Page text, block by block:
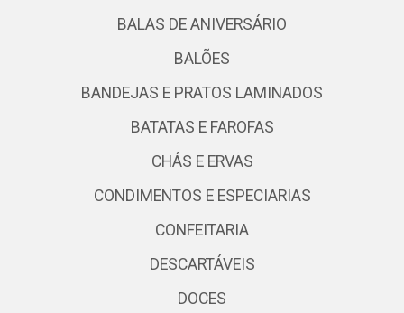
BALAS DE ANIVERSÁRIO
BALÕES
BANDEJAS E PRATOS LAMINADOS
BATATAS E FAROFAS
CHÁS E ERVAS
CONDIMENTOS E ESPECIARIAS
CONFEITARIA
DESCARTÁVEIS
DOCES